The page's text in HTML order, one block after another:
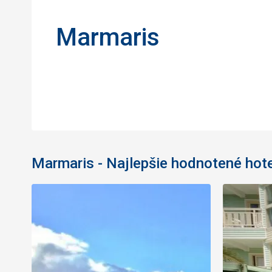
Marmaris
Marmaris - Najlepšie hodnotené